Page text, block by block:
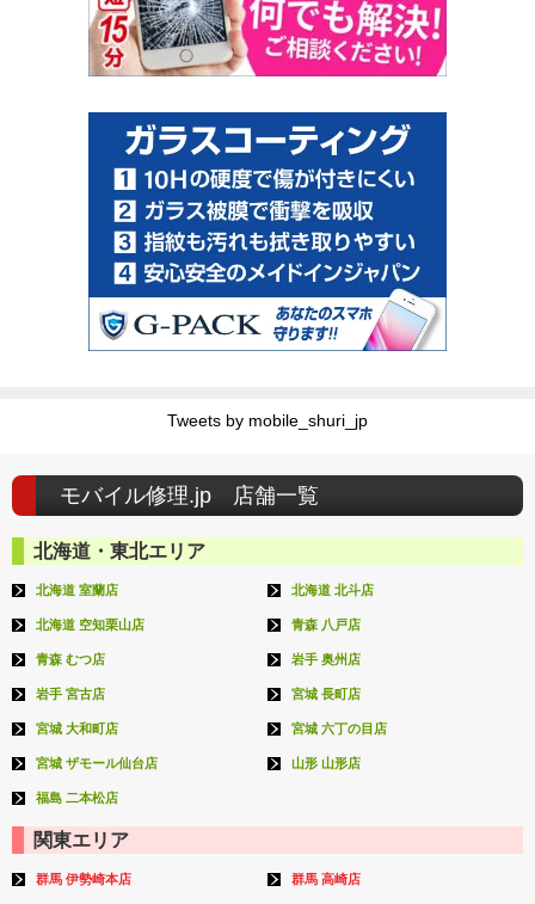
Tweets by mobile_shuri_jp
モバイル修理.jp 店舗一覧
北海道・東北エリア
北海道 室蘭店 北海道 北斗店
北海道 空知栗山店 青森 八戸店
青森 むつ店 岩手 奥州店
岩手 宮古店 宮城 長町店
宮城 大和町店 宮城 六丁の目店
宮城 ザモール仙台店 山形 山形店
福島 二本松店
関東エリア
群馬 伊勢崎本店 群馬 高崎店